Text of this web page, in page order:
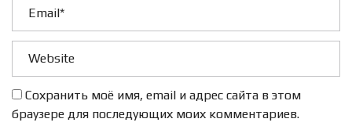
Сохранить моё имя, email и адрес сайта в этом
браузере для последующих моих комментариев.